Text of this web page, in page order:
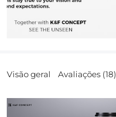
Visão geral Avaliações (18)